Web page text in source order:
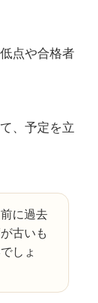
点や合格者
、予定を立
に過去
古いも
しょ